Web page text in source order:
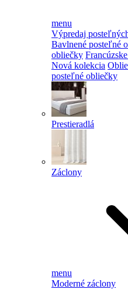
menu
Výpredaj
Bavlnené posteľné
obliečky
Nová kolekcia
posteľné obliečky
Prestieradlá
Záclony
menu
Moderné záclony